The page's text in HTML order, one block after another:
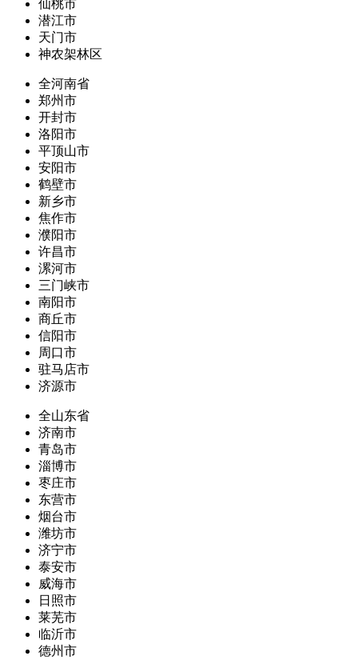
仙桃市
潜江市
天门市
神农架林区
全河南省
郑州市
开封市
洛阳市
平顶山市
安阳市
鹤壁市
新乡市
焦作市
濮阳市
许昌市
漯河市
三门峡市
南阳市
商丘市
信阳市
周口市
驻马店市
济源市
全山东省
济南市
青岛市
淄博市
枣庄市
东营市
烟台市
潍坊市
济宁市
泰安市
威海市
日照市
莱芜市
临沂市
德州市